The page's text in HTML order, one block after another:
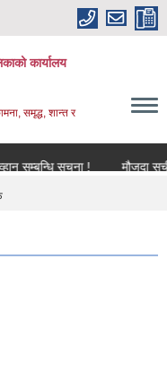
कार्यालय
समृद्ध, शान्त र
सूचना !
मौजुदा सूची